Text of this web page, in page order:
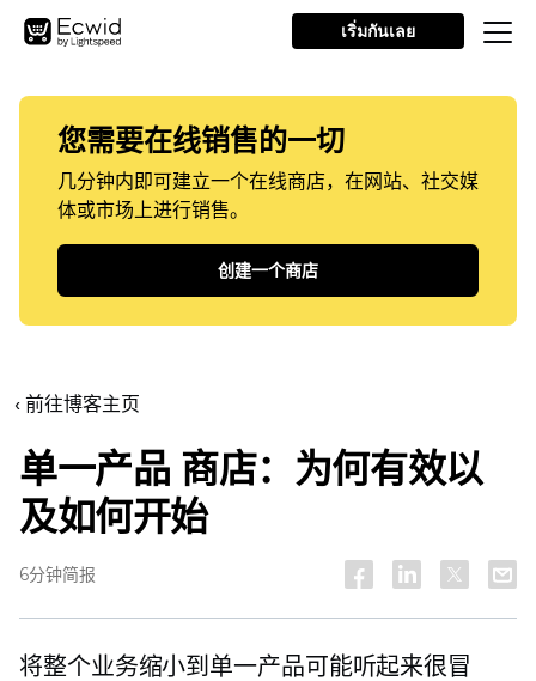
เริ่มกันเลย
您需要在线销售的一切
几分钟内即可建立一个在线商店，在网站、社交媒
体或市场上进行销售。
创建一个商店
‹ 前往博客主页
单一产品 商店：为何有效以
及如何开始
6分钟简报
将整个业务缩小到单一产品可能听起来很冒